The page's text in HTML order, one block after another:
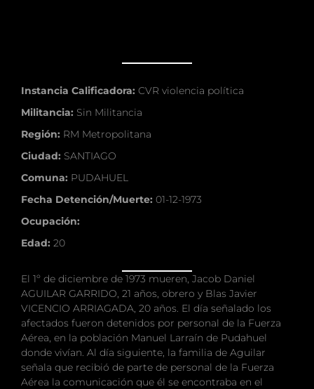
Instancia Calificadora: CVR violencia política
Militancia: Sin Militancia
Región: RM Metropolitana
Ciudad: SANTIAGO
Comuna: PUDAHUEL
Fecha Detención/Muerte: 01-12-1973
Ocupación:
Edad: 20
El 1º de diciembre de 1973 mueren, Jacob Daniel
AGUILAR GARRIDO, 21 años, obrero y Blas Javier
VICENCIO ARRIAGADA, 20 años. El día señalado los
afectados fueron detenidos por personal de la Fuerza
Aérea, en la población Manuel Larraín de Pudahuel
donde vivían. Al día siguiente, la familia de Aguilar
señala que recibió de parte de personal de la Fuerza
Aérea la comunicación que él se encontraba en el